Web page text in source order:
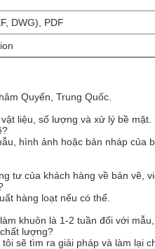
DWG), PDF
Quyến, Trung Quốc.
liệu, số lượng và xử lý bề mặt.
hình ảnh hoặc bản nháp của
tư của khách hàng về bản vẽ,
hàng loạt nếu có thể.
khuôn là 1-2 tuần đối với
lượng?
sẽ tìm ra giải pháp và làm lại